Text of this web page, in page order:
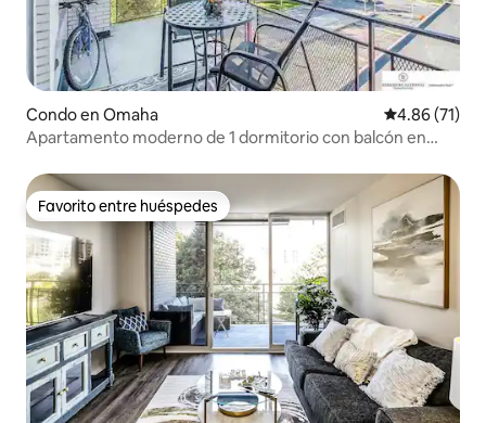
Condo en Omaha Calificación
4.86 (71)
Apartamento moderno de 1 dormitorio con balcón en
Favorito entre huéspedes
Favorito entre huéspedes